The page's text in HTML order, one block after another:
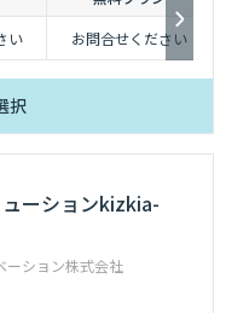
ーションkizkia-
ーション株式会社
い お問合せください
択